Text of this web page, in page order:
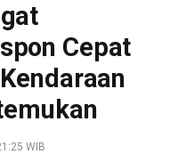
Cepat
WIB